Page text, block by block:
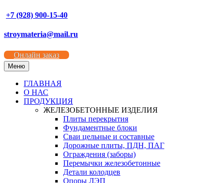
+7 (928) 900-15-40
stroymateria@mail.ru
Онлайн заказ
Меню
ГЛАВНАЯ
О НАС
ПРОДУКЦИЯ
ЖЕЛЕЗОБЕТОННЫЕ ИЗДЕЛИЯ
Плиты перекрытия
Фундаментные блоки
Сваи цельные и составные
Дорожные плиты, ПДН, ПАГ
Ограждения (заборы)
Перемычки железобетонные
Детали колодцев
Опоры ЛЭП